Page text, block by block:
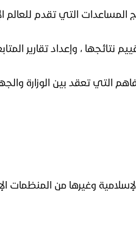
وغيرها من المنظمات